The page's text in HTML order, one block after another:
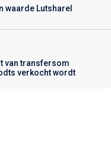
waarde Lutsharel
van transfersom
verkocht wordt